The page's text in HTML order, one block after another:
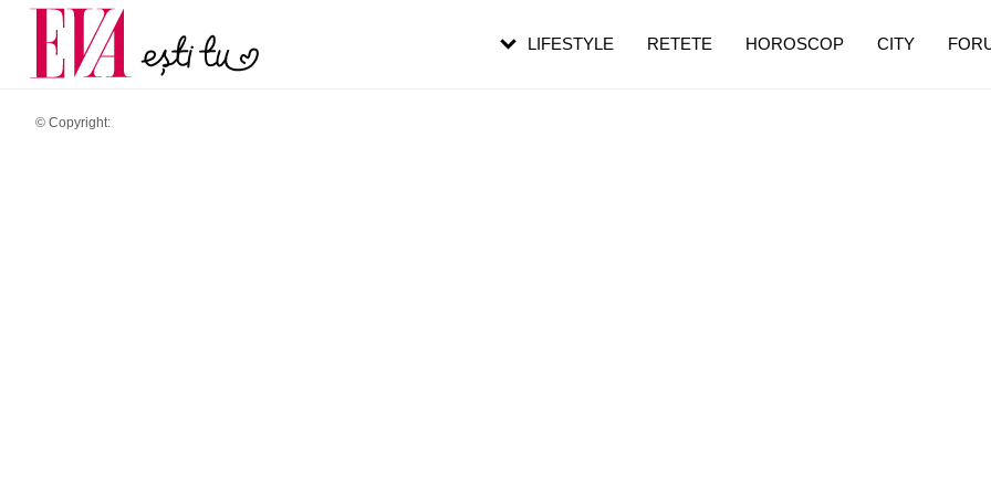
© Copyright:
LIFESTYLE RETETE HOROSCOP CITY
Carieră
Actualitate
pe măsură ce înaintezi în vârstă
de dureroasă este investigația